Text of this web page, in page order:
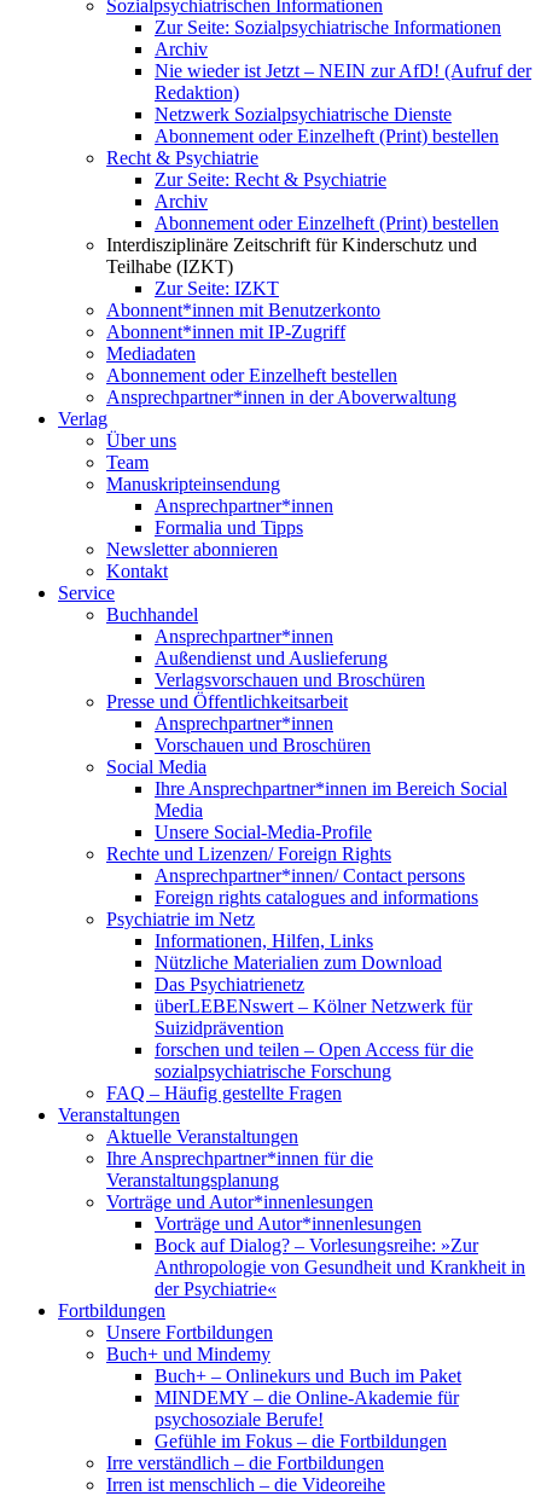
Sozialpsychiatrischen Informationen
Zur Seite: Sozialpsychiatrische Informationen
Archiv
Nie wieder ist Jetzt – NEIN zur AfD! (Aufruf der
Redaktion)
Netzwerk Sozialpsychiatrische Dienste
Abonnement oder Einzelheft (Print) bestellen
Recht & Psychiatrie
Zur Seite: Recht & Psychiatrie
Archiv
Abonnement oder Einzelheft (Print) bestellen
Interdisziplinäre Zeitschrift für Kinderschutz und
Teilhabe (IZKT)
Zur Seite: IZKT
Abonnent*innen mit Benutzerkonto
Abonnent*innen mit IP-Zugriff
Mediadaten
Abonnement oder Einzelheft bestellen
Ansprechpartner*innen in der Aboverwaltung
Verlag
Über uns
Team
Manuskripteinsendung
Ansprechpartner*innen
Formalia und Tipps
Newsletter abonnieren
Kontakt
Service
Buchhandel
Ansprechpartner*innen
Außendienst und Auslieferung
Verlagsvorschauen und Broschüren
Presse und Öffentlichkeitsarbeit
Ansprechpartner*innen
Vorschauen und Broschüren
Social Media
Ihre Ansprechpartner*innen im Bereich Social
Media
Unsere Social-Media-Profile
Rechte und Lizenzen/ Foreign Rights
Ansprechpartner*innen/ Contact persons
Foreign rights catalogues and informations
Psychiatrie im Netz
Informationen, Hilfen, Links
Nützliche Materialien zum Download
Das Psychiatrienetz
überLEBENswert – Kölner Netzwerk für
Suizidprävention
forschen und teilen – Open Access für die
sozialpsychiatrische Forschung
FAQ – Häufig gestellte Fragen
Veranstaltungen
Aktuelle Veranstaltungen
Ihre Ansprechpartner*innen für die
Veranstaltungsplanung
Vorträge und Autor*innenlesungen
Vorträge und Autor*innenlesungen
Bock auf Dialog? – Vorlesungsreihe: »Zur
Anthropologie von Gesundheit und Krankheit in
der Psychiatrie«
Fortbildungen
Unsere Fortbildungen
Buch+ und Mindemy
Buch+ – Onlinekurs und Buch im Paket
MINDEMY – die Online-Akademie für
psychosoziale Berufe!
Gefühle im Fokus – die Fortbildungen
Irre verständlich – die Fortbildungen
Irren ist menschlich – die Videoreihe